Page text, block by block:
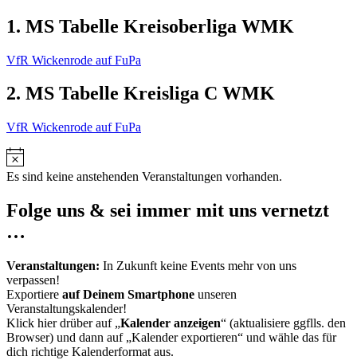
1. MS Tabelle Kreisoberliga WMK
VfR Wickenrode auf FuPa
2. MS Tabelle Kreisliga C WMK
VfR Wickenrode auf FuPa
Hinweis
Es sind keine anstehenden Veranstaltungen vorhanden.
Folge uns & sei immer mit uns vernetzt
…
Veranstaltungen: In Zukunft keine Events mehr von uns
verpassen!
Exportiere auf Deinem Smartphone unseren
Veranstaltungskalender!
Klick hier drüber auf „Kalender anzeigen“ (aktualisiere ggflls. den
Browser) und dann auf „Kalender exportieren“ und wähle das für
dich richtige Kalenderformat aus.